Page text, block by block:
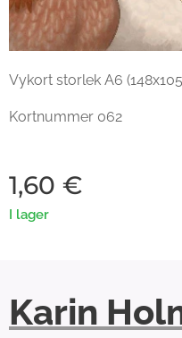
Vykort storlek A6
Kortnummer 062
1,60 €
I lager
Karin